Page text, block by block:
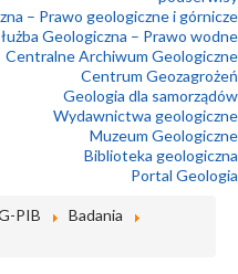
– Prawo geologiczne i górnicze
Geologiczna – Prawo wodne
Centralne Archiwum Geologiczne
Centrum Geozagrożeń
Geologia dla samorządów
Wydawnictwa geologiczne
Muzeum Geologiczne
Biblioteka geologiczna
Portal Geologia
PIB
Badania